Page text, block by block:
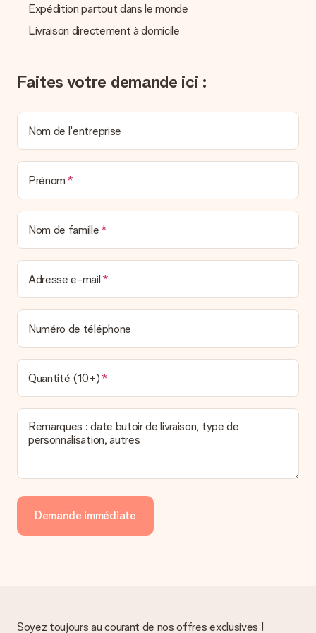
pouvez de même retrouver votre facture dans votre espace
personnel MySurprise. Vous pouvez ainsi être tranquille et
envoyer directement le cadeau à l’heureux destinataire, pour
Expédition partout dans le monde
Livraison directement à domicile
Faites votre demande ici :
Nom de l'entreprise
Prénom
Nom de famille
Adresse e-mail
Numéro de téléphone
Quantité (10+)
Remarques : date butoir de livraison, type de
personnalisation, autres
Demande immédiate
Soyez toujours au courant de nos offres exclusives !